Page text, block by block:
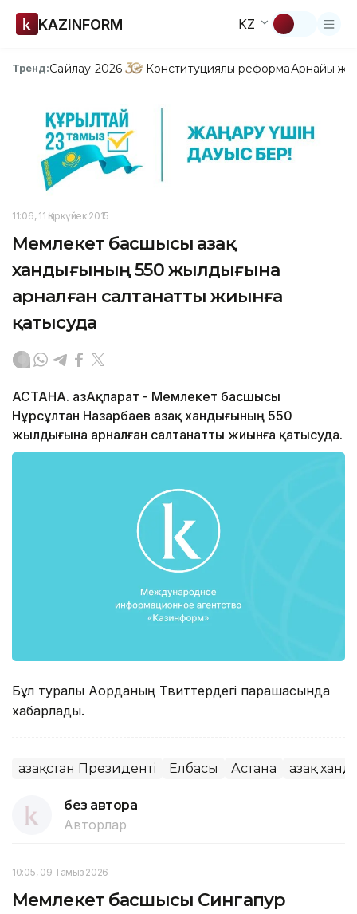
KAZINFORM KZ
Тренд:Сайлау-2026 Конституциялық реформаАрнайы
11:06, 11 Қыркүйек 2015
Мемлекет басшысы Қазақ
хандығының 550 жылдығына
арналған салтанатты жиынға
қатысуда
АСТАНА. ҚазАқпарат - Мемлекет басшысы
Нұрсұлтан Назарбаев Қазақ хандығының 550
жылдығына арналған салтанатты жиынға қатысуда.
Бұл туралы Ақорданың Твиттердегі парақшасында
хабарлады.
Қазақстан Президенті Елбасы Астана Қазақ
без автора
Авторлар
10:05, 09 Тамыз 2026
Мемлекет басшысы Сингапур